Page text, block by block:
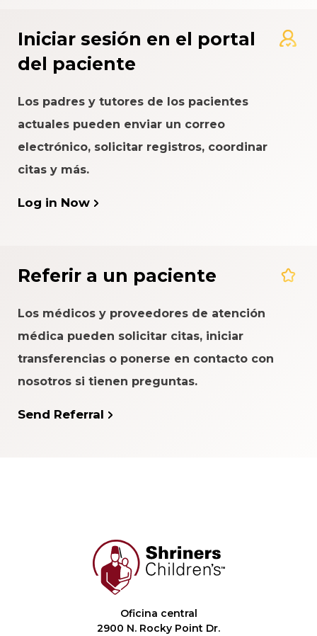
Iniciar sesión en el portal
del paciente
Los padres y tutores de los pacientes
actuales pueden enviar un correo
electrónico, solicitar registros, coordinar
citas y más.
Log in Now
Referir a un paciente
Los médicos y proveedores de atención
médica pueden solicitar citas, iniciar
transferencias o ponerse en contacto con
nosotros si tienen preguntas.
Send Referral
Oficina central
2900 N. Rocky Point Dr.